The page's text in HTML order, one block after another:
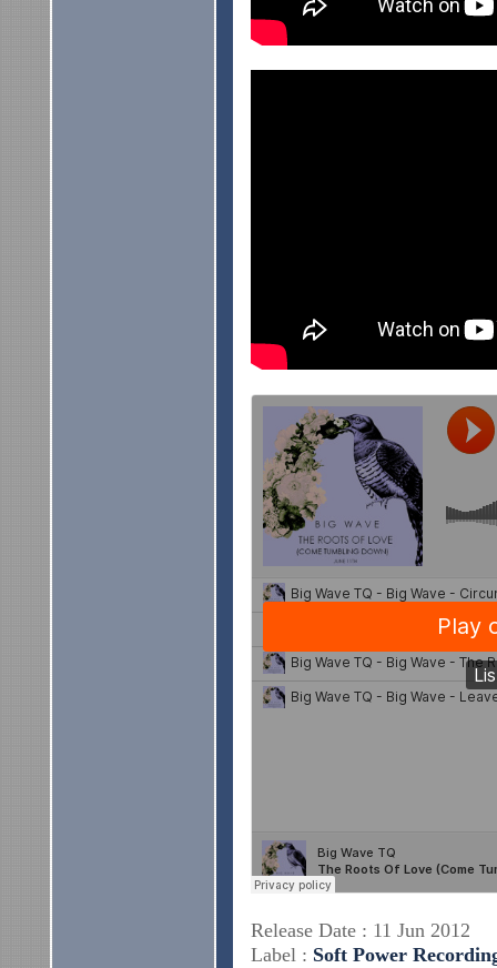
Release Date : 11 Jun 2012
Label : Soft Power